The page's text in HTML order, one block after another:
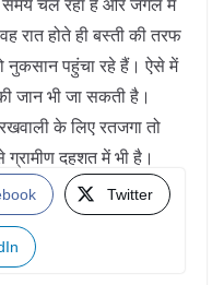
समय चल रहा है और जंगल में
रात होते ही बस्ती की तरफ
पहुंचा रहे हैं। ऐसे में
जान भी जा सकती है।
के लिए रतजगा तो
दहशत में भी है।
Twitter